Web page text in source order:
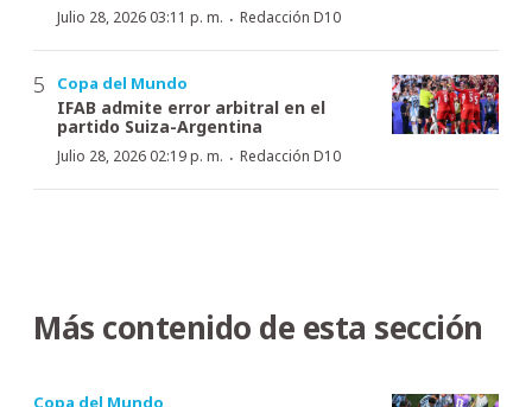
Julio 28, 2026 03:11 p. m. · Redacción D10
Copa del Mundo
IFAB admite error arbitral en el
partido Suiza-Argentina
Julio 28, 2026 02:19 p. m. · Redacción D10
Más contenido de esta sección
Copa del Mundo